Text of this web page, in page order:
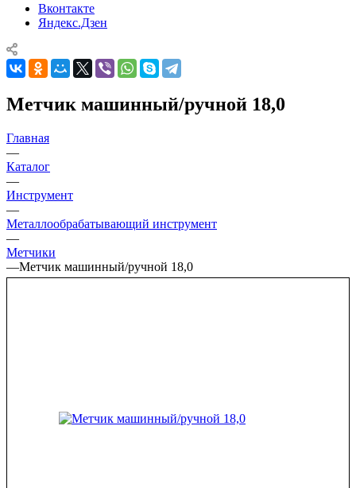
Вконтакте
Яндекс.Дзен
Метчик машинный/ручной 18,0
Главная
—
Каталог
—
Инструмент
—
Металлообрабатывающий инструмент
—
Метчики
—Метчик машинный/ручной 18,0